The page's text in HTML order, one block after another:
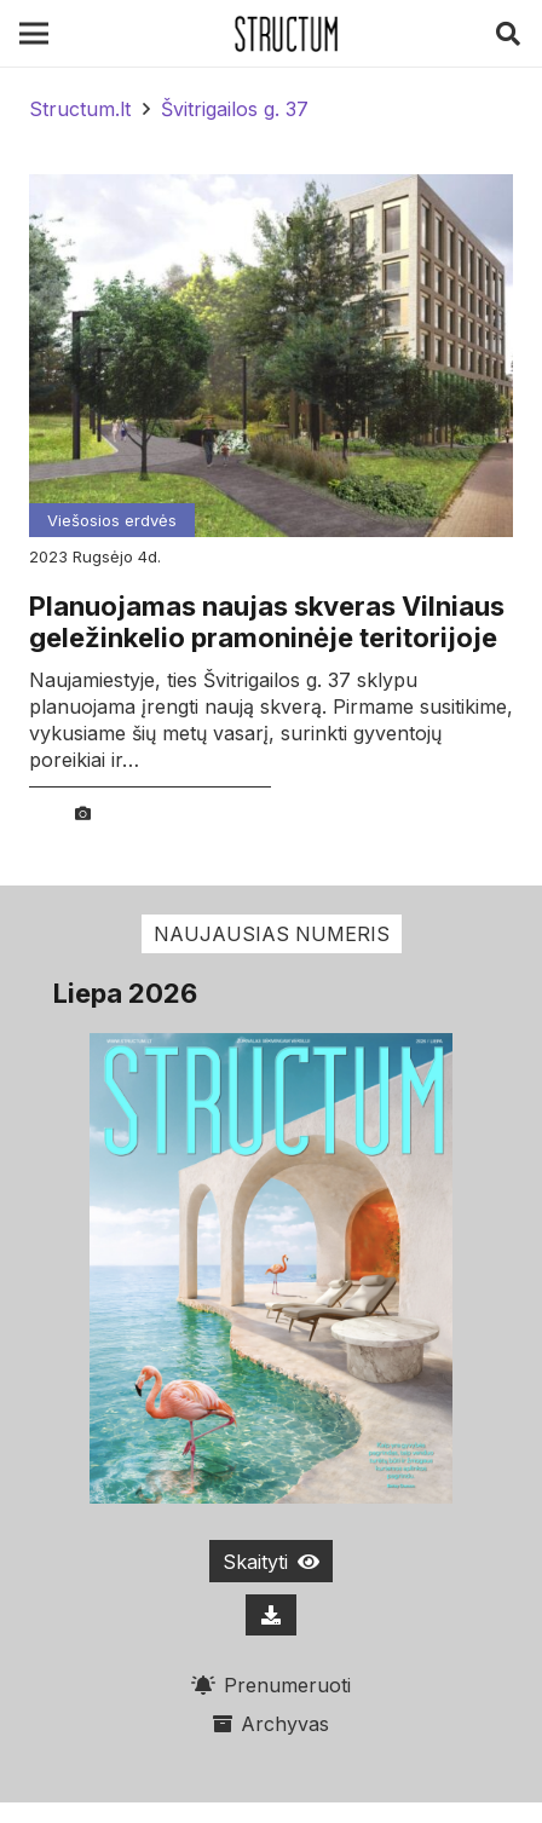
Structum.lt Švitrigailos g. 37
Viešosios erdvės
2023
rugsėjo 4d.
Planuojamas naujas skveras Vilniaus
geležinkelio pramoninėje teritorijoje
Naujamiestyje, ties Švitrigailos g. 37 sklypu
planuojama įrengti naują skverą. Pirmame susitikime,
vykusiame šių metų vasarį, surinkti gyventojų
poreikiai ir…
NAUJAUSIAS NUMERIS
Liepa 2026
Skaityti
Prenumeruoti
Archyvas